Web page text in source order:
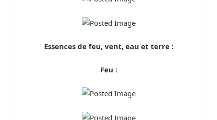
Essences de feu, vent, eau et terre :
Feu :